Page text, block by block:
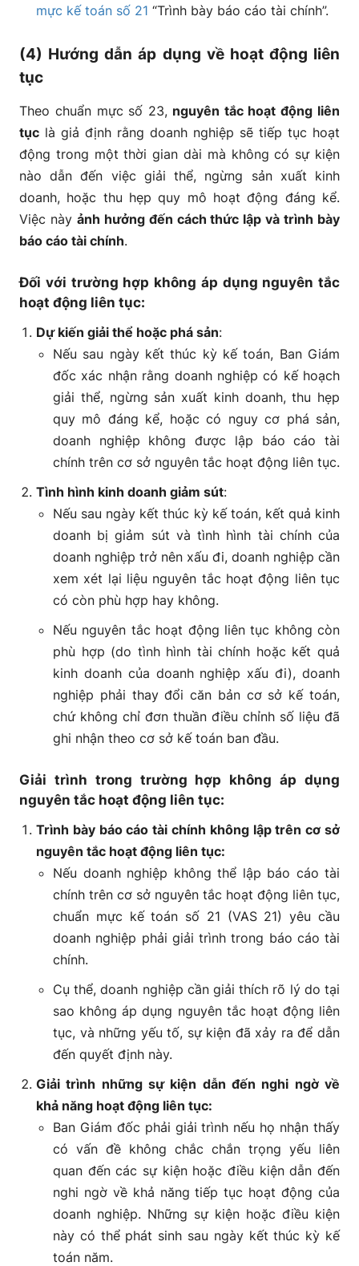
mực kế toán số 21 “Trình bày báo cáo tài chính”.
(4) Hướng dẫn áp dụng về hoạt động liên
tục
Theo chuẩn mực số 23, nguyên tắc hoạt động liên
tục là giả định rằng doanh nghiệp sẽ tiếp tục hoạt
động trong một thời gian dài mà không có sự kiện
nào dẫn đến việc giải thể, ngừng sản xuất kinh
doanh, hoặc thu hẹp quy mô hoạt động đáng kể.
Việc này ảnh hưởng đến cách thức lập và trình bày
báo cáo tài chính.
Đối với trường hợp không áp dụng nguyên tắc
hoạt động liên tục:
Dự kiến giải thể hoặc phá sản:
Nếu sau ngày kết thúc kỳ kế toán, Ban Giám
đốc xác nhận rằng doanh nghiệp có kế hoạch
giải thể, ngừng sản xuất kinh doanh, thu hẹp
quy mô đáng kể, hoặc có nguy cơ phá sản,
doanh nghiệp không được lập báo cáo tài
chính trên cơ sở nguyên tắc hoạt động liên tục.
Tình hình kinh doanh giảm sút:
Nếu sau ngày kết thúc kỳ kế toán, kết quả kinh
doanh bị giảm sút và tình hình tài chính của
doanh nghiệp trở nên xấu đi, doanh nghiệp cần
xem xét lại liệu nguyên tắc hoạt động liên tục
có còn phù hợp hay không.
Nếu nguyên tắc hoạt động liên tục không còn
phù hợp (do tình hình tài chính hoặc kết quả
kinh doanh của doanh nghiệp xấu đi), doanh
nghiệp phải thay đổi căn bản cơ sở kế toán,
chứ không chỉ đơn thuần điều chỉnh số liệu đã
ghi nhận theo cơ sở kế toán ban đầu.
Giải trình trong trường hợp không áp dụng
nguyên tắc hoạt động liên tục:
Trình bày báo cáo tài chính không lập trên cơ sở
nguyên tắc hoạt động liên tục:
Nếu doanh nghiệp không thể lập báo cáo tài
chính trên cơ sở nguyên tắc hoạt động liên tục,
chuẩn mực kế toán số 21 (VAS 21) yêu cầu
doanh nghiệp phải giải trình trong báo cáo tài
chính.
Cụ thể, doanh nghiệp cần giải thích rõ lý do tại
sao không áp dụng nguyên tắc hoạt động liên
tục, và những yếu tố, sự kiện đã xảy ra để dẫn
đến quyết định này.
Giải trình những sự kiện dẫn đến nghi ngờ về
khả năng hoạt động liên tục:
Ban Giám đốc phải giải trình nếu họ nhận thấy
có vấn đề không chắc chắn trọng yếu liên
quan đến các sự kiện hoặc điều kiện dẫn đến
nghi ngờ về khả năng tiếp tục hoạt động của
doanh nghiệp. Những sự kiện hoặc điều kiện
này có thể phát sinh sau ngày kết thúc kỳ kế
toán năm.